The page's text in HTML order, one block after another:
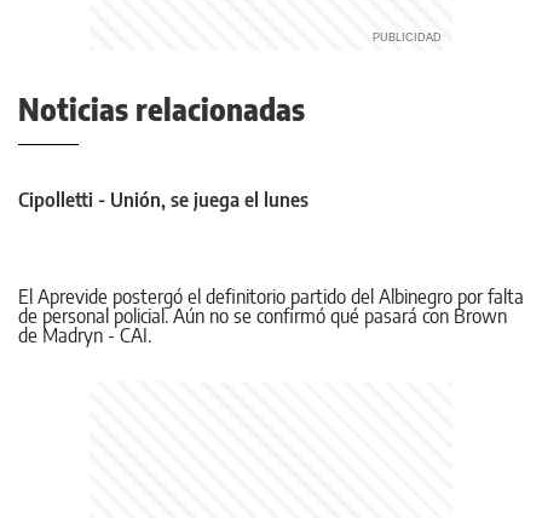
Noticias relacionadas
Cipolletti - Unión, se juega el lunes
El Aprevide postergó el definitorio partido del Albinegro por falta
de personal policial. Aún no se confirmó qué pasará con Brown
de Madryn - CAI.